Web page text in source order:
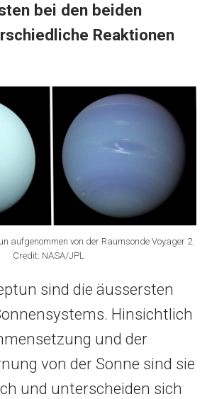
bei den beiden
Reaktionen
aufgenommen von der Raumsonde Voyager 2.
Credit: NASA/JPL
sind die äussersten
Hinsichtlich
und der
von der Sonne sind sie
und unterscheiden sich